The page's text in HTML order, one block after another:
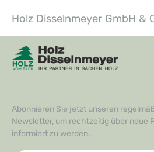
Holz Disselnmeyer GmbH &
Abonnieren Sie jetzt unseren
Newsletter, um rechtzeitig über neue
informiert zu werden.